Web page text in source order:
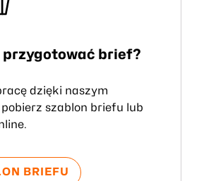
brief?
dzięki naszym
szablon briefu lub
BRIEFU